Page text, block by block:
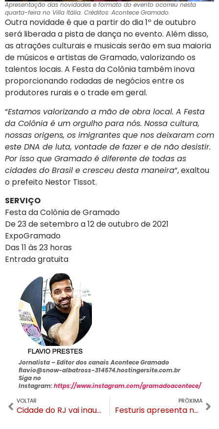
Apresentação das novidades e formato do evento ocorreu nesta
quarta-feira no Villa Itália. Créditos: Acontece Gramado.
Outra novidade é que a partir do dia 1º de outubro
será liberada a pista de dança no evento. Além disso,
as atrações culturais e musicais serão em sua maioria
de músicos e artistas de Gramado, valorizando os
talentos locais. A Festa da Colônia também inova
proporcionando rodadas de negócios entre os
produtores rurais e o trade em geral.
“Estamos valorizando a mão de obra local. A Festa
da Colônia é um orgulho para nós. Nossa cultura,
nossas origens, os imigrantes que nos deixaram com
este DNA de luta, vontade de fazer e de não desistir.
Por isso que Gramado é diferente de todas as
cidades do Brasil e cresceu desta maneira“, exaltou
o prefeito Nestor Tissot.
SERVIÇO
Festa da Colônia de Gramado
De 23 de setembro a 12 de outubro de 2021
ExpoGramado
Das 11 às 23 horas
Entrada gratuita
Jornalista –Editor dos canais Acontece Gramado
flavio@snow-albatross-314574.hostingersite.com.br
Siga no
Instagram:https://www.instagram.com/gramadoacontece/
VOLTAR
Cidade do RJ vai inaugurar Rua Coberta e quer ser a “Gramado do RJ”
PRÓXIMA
Festuris apresenta novidades, conceito e identidade visual da próxima edição